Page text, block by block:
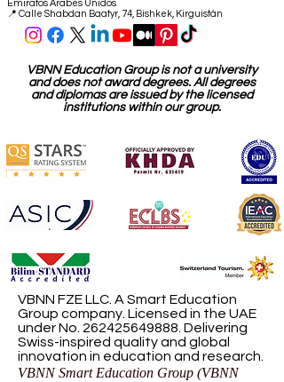
Emiratos Árabes Unidos
📍 Calle Shabdan Baatyr, 74, Bishkek, Kirguistán
VBNN Education Group is not a university
and does not award degrees. All degrees
and diplomas are issued by the licensed
institutions within our group.
VBNN FZE LLC. A Smart Education
Group company. Licensed in the UAE
under No. 262425649888 . Delivering
Swiss-inspired quality and global
innovation in education and research.
VBNN Smart Education Group (VBNN